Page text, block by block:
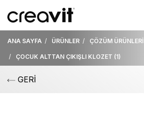
ANA SAYFA ÜRÜNLER ÇÖZÜM ÜRÜNLERİ
ÇOCUK ALTTAN ÇIKIŞLI KLOZET (1)
GERİ